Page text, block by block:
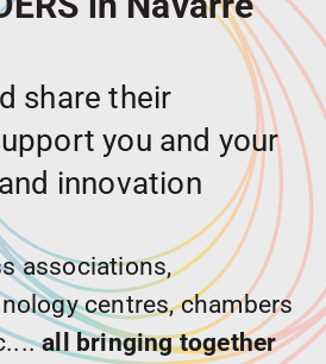
share their
you and your
innovation
associations,
centres, chambers
all bringing together